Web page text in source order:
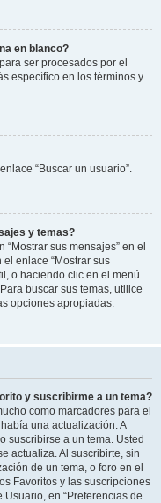
en blanco?
ser procesados por el
específico en los términos y
“Buscar un usuario”.
y temas?
sus mensajes” en el
enlace “Mostrar sus
o haciendo clic en el menú
buscar sus temas, utilice
opciones apropiadas.
y suscribirme a un tema?
como marcadores para el
una actualización. A
suscribirse a un tema. Usted
actualiza. Al suscribirte, sin
de un tema, o foro en el
Favoritos y las suscripciones
en “Preferencias de